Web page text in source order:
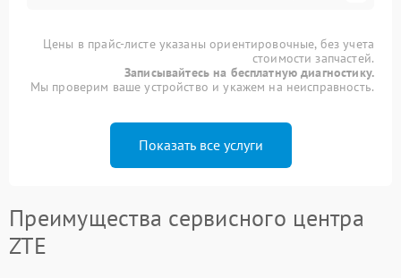
Цены в прайс-листе указаны ориентировочные, без учета
стоимости запчастей.
Записывайтесь на бесплатную диагностику.
Мы проверим ваше устройство и укажем на неисправность.
Показать все услуги
Преимущества сервисного центра
ZTE